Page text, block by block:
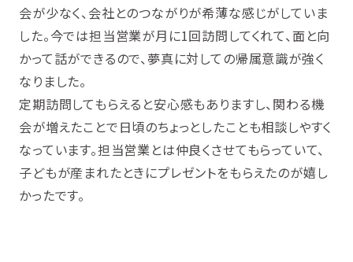
会が少なく、会社とのつながりが希薄な感じがしていま
した。今では担当営業が月に1回訪問してくれて、面と向
かって話ができるので、夢真に対しての帰属意識が強く
なりました。
定期訪問してもらえると安心感もありますし、関わる機
会が増えたことで日頃のちょっとしたことも相談しやすく
なっています。担当営業とは仲良くさせてもらっていて、
子どもが産まれたときにプレゼントをもらえたのが嬉し
かったです。